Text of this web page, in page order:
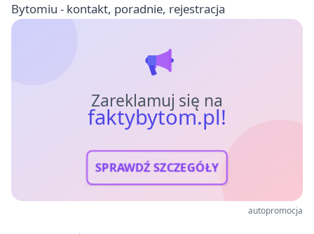
Bytomiu - kontakt, poradnie, rejestracja
Zareklamuj się na
faktybytom.pl!
SPRAWDŹ SZCZEGÓŁY
autopromocja